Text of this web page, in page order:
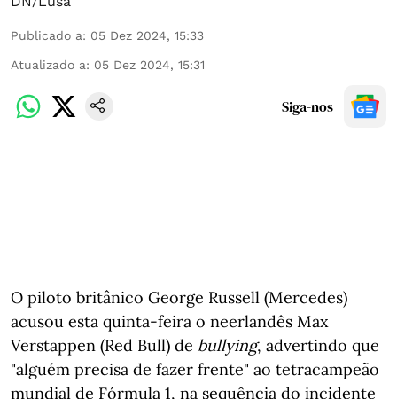
Publicado a: 05 Dez 2024, 15:33
Atualizado a: 05 Dez 2024, 15:31
Siga-nos
O piloto britânico George Russell (Mercedes)
acusou esta quinta-feira o neerlandês Max
Verstappen (Red Bull) de bullying, advertindo que
"alguém precisa de fazer frente" ao tetracampeão
mundial de Fórmula 1, na sequência do incidente